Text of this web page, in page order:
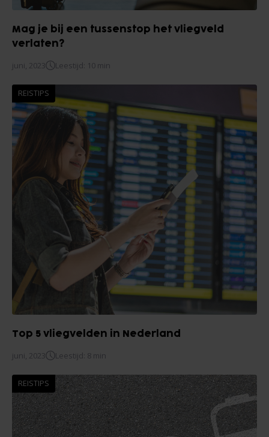
Mag je bij een tussenstop het vliegveld
verlaten?
juni, 2023 Leestijd: 10 min
REISTIPS
Top 5 vliegvelden in Nederland
juni, 2023 Leestijd: 8 min
REISTIPS